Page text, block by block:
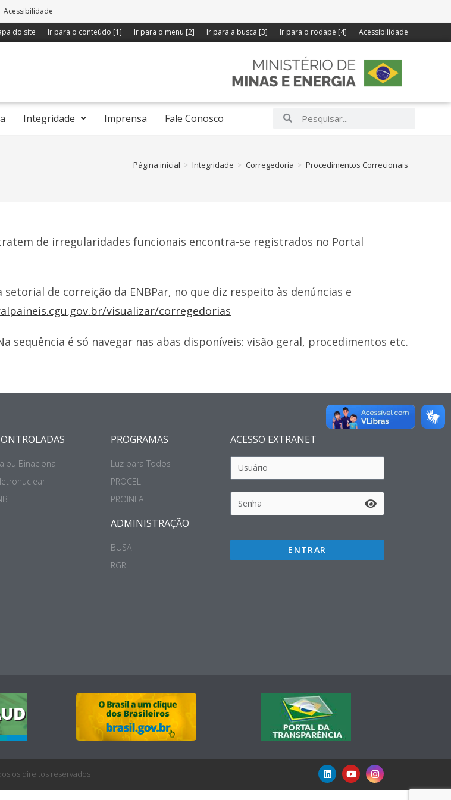
Acessibilidade
do site Ir para o conteúdo [1] Ir para o menu [2] Ir para a busca [3] Ir para o rodapé [4] Acessibilidade
Integridade Imprensa Fale Conosco
Página inicial > Integridade > Corregedoria > Procedimentos Correcionais
de irregularidades funcionais encontra-se registrados no Portal
de correição da ENBPar, no que diz respeito às denúncias e
visualizar/corregedorias
sequência é só navegar nas abas disponíveis: visão geral, procedimentos etc.
Binacional
PROGRAMAS
Luz para Todos
PROCEL
PROINFA
ADMINISTRAÇÃO
BUSA
RGR
ACESSO EXTRANET
ENTRAR
os direitos reservados